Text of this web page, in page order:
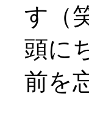
す（
頭に
前を